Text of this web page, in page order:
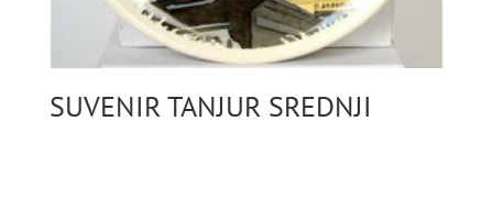
SUVENIR TANJUR SREDNJI